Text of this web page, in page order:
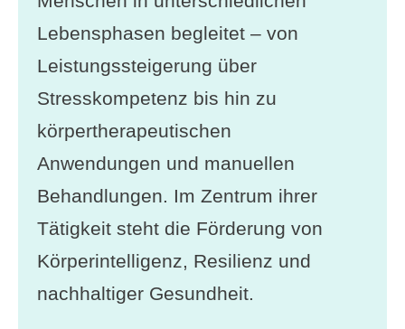
Lebensphasen begleitet – von
Leistungssteigerung über
Stresskompetenz bis hin zu
körpertherapeutischen
Anwendungen und manuellen
Behandlungen. Im Zentrum ihrer
Tätigkeit steht die Förderung von
Körperintelligenz, Resilienz und
nachhaltiger Gesundheit.